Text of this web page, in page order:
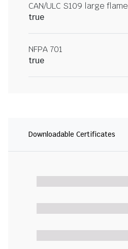
CAN/ULC S109 large flame
true
NFPA 701
true
Downloadable Certificates